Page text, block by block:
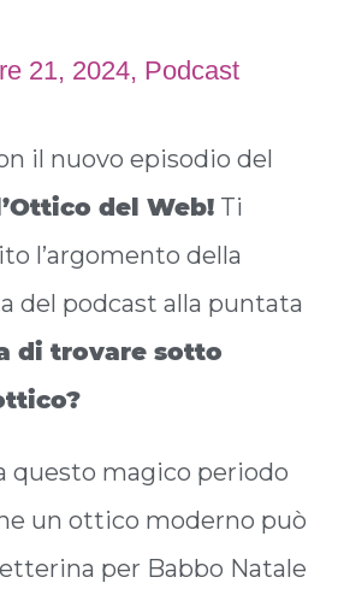
21, 2024, Podcast
il nuovo episodio del
del Web! Ti
l’argomento della
del podcast alla puntata
di trovare sotto
questo magico periodo
un ottico moderno può
per Babbo Natale